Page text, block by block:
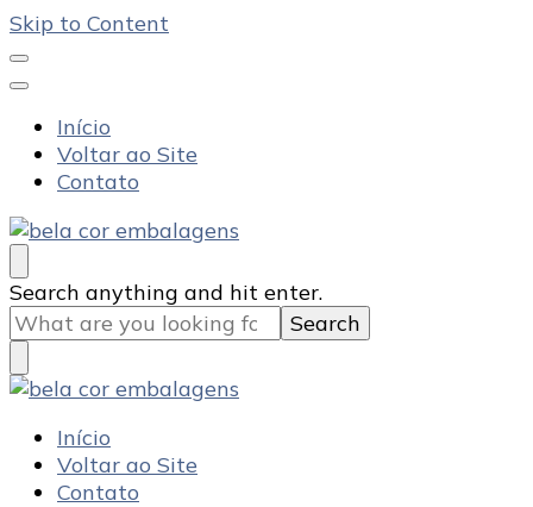
Skip to Content
Início
Voltar ao Site
Contato
Bela Cor Embalagens
Blog
Looking
for
Something?
Search anything and hit enter.
Bela Cor Embalagens
Blog
Início
Voltar ao Site
Contato